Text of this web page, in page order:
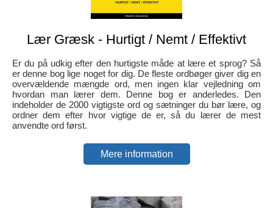
Lær Græsk - Hurtigt / Nemt / Effektivt
Er du på udkig efter den hurtigste måde at lære et sprog? Så
er denne bog lige noget for dig. De fleste ordbøger giver dig en
overvældende mængde ord, men ingen klar vejledning om
hvordan man lærer dem. Denne bog er anderledes. Den
indeholder de 2000 vigtigste ord og sætninger du bør lære, og
ordner dem efter hvor vigtige de er, så du lærer de mest
anvendte ord først.
Mere information